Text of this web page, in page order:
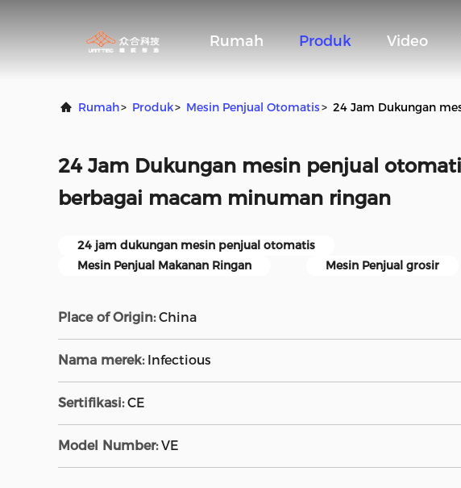
Rumah Produk Video
Rumah> Produk> Mesin Penjual Otomatis> 24 Jam Dukungan
24 Jam Dukungan mesin penjual
berbagai macam minuman ringan
24 jam dukungan mesin penjual otomatis
Mesin Penjual Makanan Ringan
Mesin Penjual grosir
Place of Origin: China
Nama merek: Infectious
Sertifikasi: CE
Model Number: VE